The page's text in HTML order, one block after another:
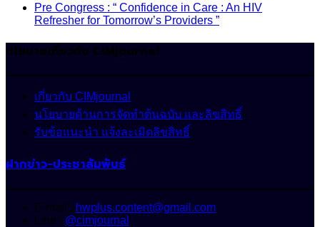
Pre Congress : “ Confidence in Care : An HIV
Refresher for Tomorrow’s Providers ”
นโยบายเกี่ยวกับ CIMjournal
เกี่ยวกับ CIMjournal
นโยบายด้านการจัดทำต้นฉบับ และลิขสิทธิ์
รับข้อแนะนำ แจ้งละเมิดลิขสิทธิ์
ฝากข่าว-ประชาสัมพันธ์
E-mail : hwplus.content@gmail.com
Line : @cimjournal